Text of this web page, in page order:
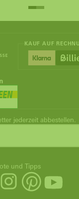
KAUF AUF
jederzeit abbestellen.
und Tipps